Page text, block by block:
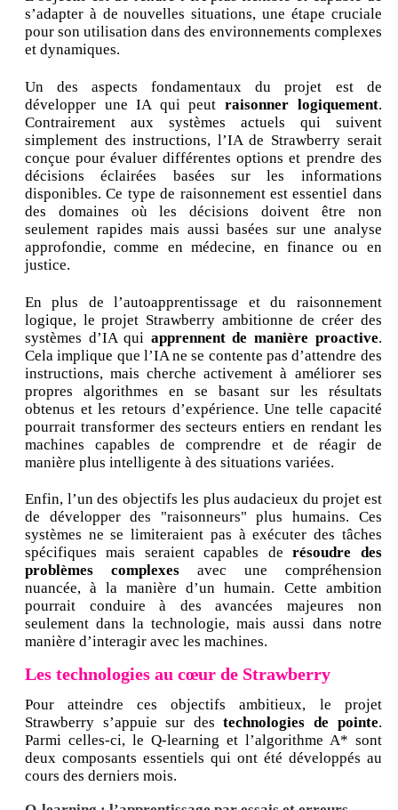
s’adapter à de nouvelles situations, une étape cruciale
pour son utilisation dans des environnements complexes
et dynamiques.
Un des aspects fondamentaux du projet est de
développer une IA qui peutraisonner logiquement.
Contrairement aux systèmes actuels qui suivent
simplement des instructions, l’IA de Strawberry serait
conçue pour évaluer différentes options et prendre des
décisions éclairées basées sur les informations
disponibles. Ce type de raisonnement est essentiel dans
des domaines où les décisions doivent être non
seulement rapides mais aussi basées sur une analyse
approfondie, comme en médecine, en finance ou en
justice.
En plus de l’autoapprentissage et du raisonnement
logique, le projet Strawberry ambitionne de créer des
systèmes d’IA qui apprennent de manière proactive.
Cela implique que l’IA ne se contente pas d’attendre des
instructions, mais cherche activement à améliorer ses
propres algorithmes en se basant sur les résultats
obtenus et les retours d’expérience. Une telle capacité
pourrait transformer des secteurs entiers en rendant les
machines capables de comprendre et de réagir de
manière plus intelligente à des situations variées.
Enfin, l’un des objectifs les plus audacieux du projet est
de développer des "raisonneurs" plus humains. Ces
systèmes ne se limiteraient pas à exécuter des tâches
spécifiques mais seraient capables derésoudre des
problèmes complexesavec une compréhension
nuancée, à la manière d’un humain. Cette ambition
pourrait conduire à des avancées majeures non
seulement dans la technologie, mais aussi dans notre
manière d’interagir avec les machines.
Les technologies au cœur de Strawberry
Pour atteindre ces objectifs ambitieux, le projet
Strawberry s’appuie sur destechnologies de pointe.
Parmi celles-ci, le Q-learning et l’algorithme A* sont
deux composants essentiels qui ont été développés au
cours des derniers mois.